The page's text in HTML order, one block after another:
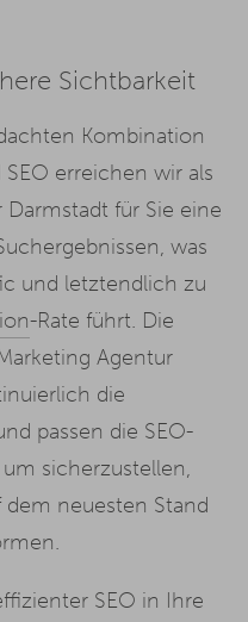
Sichtbarkeit
Kombination
erreichen wir als
für Sie eine
was
und letztendlich zu
-Rate führt. Die
Agentur
die
passen die SEO-
sicherzustellen,
neuesten Stand
SEO in Ihre